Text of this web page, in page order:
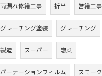
雨漏れ修繕工事 折半 営繕工事
グレーチング塗装 グレーチング
製造 スーパー 惣菜
パーテーションフィルム スモーク